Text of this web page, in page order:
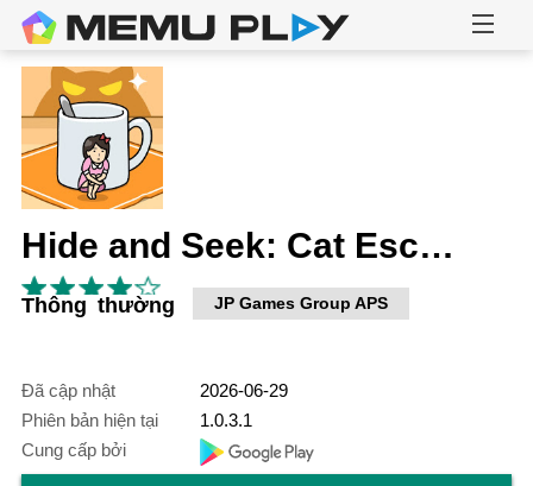
Hide and Seek: Cat Escape!
Thông thường JP Games Group APS
Đã cập nhật
2026-06-29
Phiên bản hiện tại
1.0.3.1
Cung cấp bởi